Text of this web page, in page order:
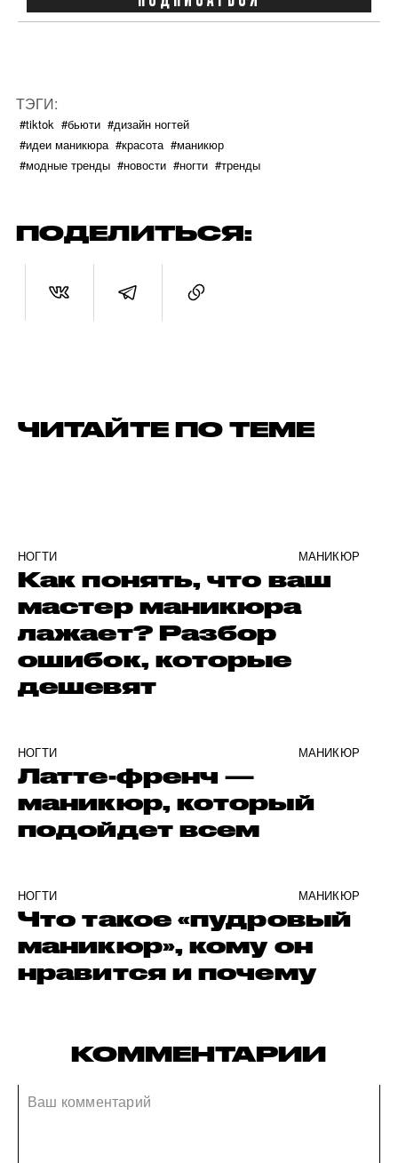
ТЭГИ:
#tiktok #бьюти #дизайн ногтей
#идеи маникюра #красота #маникюр
#модные тренды #новости #ногти #тренды
ПОДЕЛИТЬСЯ:
ЧИТАЙТЕ ПО ТЕМЕ
НОГТИ МАНИКЮР
Как понять, что ваш
мастер маникюра
лажает? Разбор
ошибок, которые
дешевят
НОГТИ МАНИКЮР
Латте-френч —
маникюр, который
подойдет всем
НОГТИ МАНИКЮР
Что такое «пудровый
маникюр», кому он
нравится и почему
КОММЕНТАРИИ